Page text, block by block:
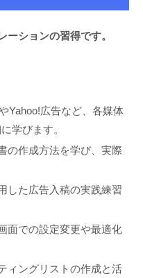
ションの習得です。
Yahoo!広告など、各媒体
学びます。
の作成方法を学び、実際
した広告入稿の実践練習
面での設定変更や最適化
ィングリストの作成と活